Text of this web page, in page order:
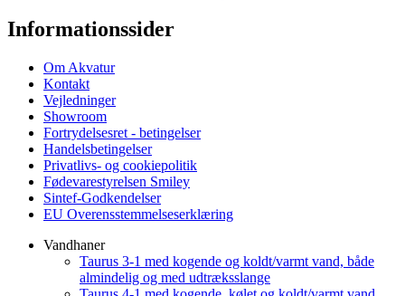
Informationssider
Om Akvatur
Kontakt
Vejledninger
Showroom
Fortrydelsesret - betingelser
Handelsbetingelser
Privatlivs- og cookiepolitik
Fødevarestyrelsen Smiley
Sintef-Godkendelser
EU Overensstemmelseserklæring
Vandhaner
Taurus 3-1 med kogende og koldt/varmt vand, både
almindelig og med udtræksslange